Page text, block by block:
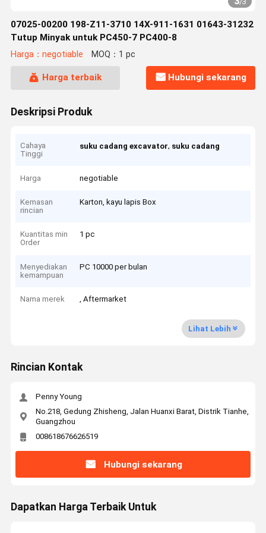
07025-00200 198-Z11-3710 14X-911-1631 01643-31232
Tutup Minyak untuk PC450-7 PC400-8
Harga：negotiable MOQ：1 pc
Harga terbaik Hubungi sekarang
Deskripsi Produk
Cahaya
Tinggi
suku cadang excavator, suku cadang
Harga negotiable
Kemasan
rincian
Karton, kayu lapis Box
Kuantitas min
Order
1 pc
Menyediakan
kemampuan
PC 10000 per bulan
Nama merek , Aftermarket
Lihat Lebih
Rincian Kontak
Penny Young
No.218, Gedung Zhisheng, Jalan Huanxi Barat, Distrik Tianhe,
Guangzhou
008618676626519
Hubungi sekarang
Dapatkan Harga Terbaik Untuk